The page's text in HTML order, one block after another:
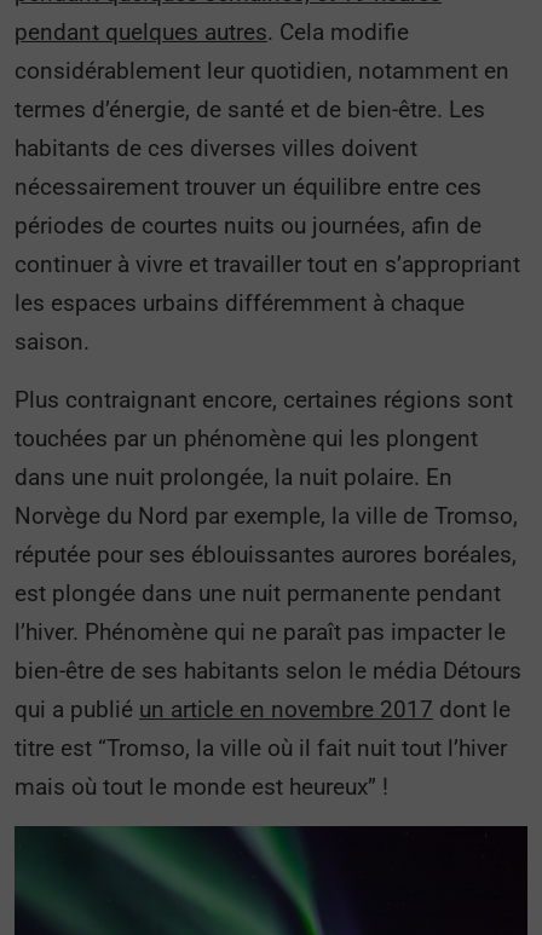
pendant quelques autres. Cela modifie
considérablement leur quotidien, notamment en
termes d’énergie, de santé et de bien-être. Les
habitants de ces diverses villes doivent
nécessairement trouver un équilibre entre ces
périodes de courtes nuits ou journées, afin de
continuer à vivre et travailler tout en s’appropriant
les espaces urbains différemment à chaque
saison.
Plus contraignant encore, certaines régions sont
touchées par un phénomène qui les plongent
dans une nuit prolongée, la nuit polaire. En
Norvège du Nord par exemple, la ville de Tromso,
réputée pour ses éblouissantes aurores boréales,
est plongée dans une nuit permanente pendant
l’hiver. Phénomène qui ne paraît pas impacter le
bien-être de ses habitants selon le média Détours
qui a publié un article en novembre 2017 dont le
titre est “Tromso, la ville où il fait nuit tout l’hiver
mais où tout le monde est heureux” !